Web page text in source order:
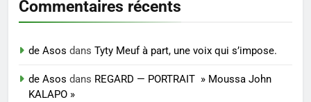
Commentaires récents
de Asos dans Tyty Meuf à part, une voix qui s’impose.
de Asos dans REGARD — PORTRAIT » Moussa John
KALAPO »